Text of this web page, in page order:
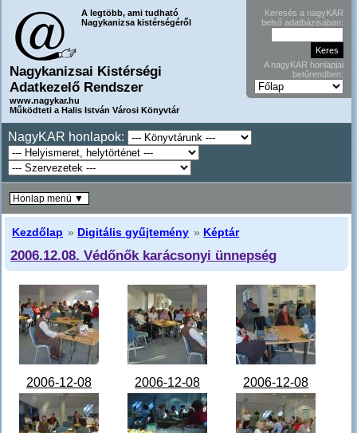
A legtöbb, ami tudható
Nagykanizsa kistérségéről
Nagykanizsai Kistérségi
Adatkezelő Rendszer
www.nagykar.hu
Működteti a Halis István Városi Könyvtár
Keresés a nagyKAR
belső adatbázisában:
A nagyKAR honlapjai
betűrendben:
NagyKAR honlapok:
Kezdőlap » Digitális gyűjtemény » Képtár
2006.12.08. Védőnők karácsonyi ünnepség
2006-12-08
Védőnők
karácsony -
2006-12-08
Védőnők
karácsony -
2006-12-08
Védőnők
karácsony -
Honlap menü ▼